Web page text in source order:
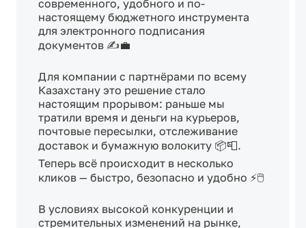
современного, удобного и по-
настоящему бюджетного инструмента
для электронного подписания
документов ✍️💼
Для компании с партнёрами по всему
Казахстану это решение стало
настоящим прорывом: раньше мы
тратили время и деньги на курьеров,
почтовые пересылки, отслеживание
доставок и бумажную волокиту 📦📮.
Теперь всё происходит в несколько
кликов — быстро, безопасно и удобно ⚡🖱️
В условиях высокой конкуренции и
стремительных изменений на рынке,